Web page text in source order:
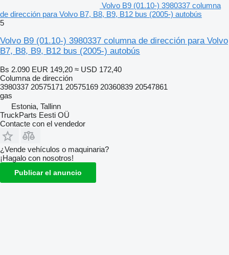
Volvo B9 (01.10-) 3980337 columna
de dirección para Volvo B7, B8, B9, B12 bus (2005-) autobús
5
Volvo B9 (01.10-) 3980337 columna de dirección para Volvo
B7, B8, B9, B12 bus (2005-) autobús
Bs 2.090 EUR 149,20 ≈ USD 172,40
Columna de dirección
3980337 20575171 20575169 20360839 20547861
gas
Estonia, Tallinn
TruckParts Eesti OÜ
Contacte con el vendedor
¿Vende vehículos o maquinaria?
¡Hagalo con nosotros!
Publicar el anuncio